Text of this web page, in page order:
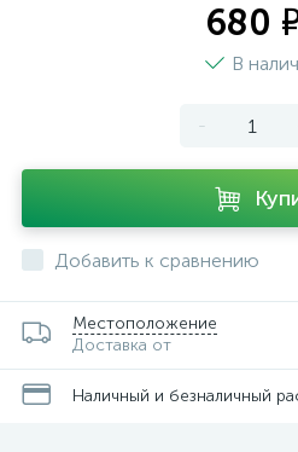
680
В
-
Добавить к сравнению
Местоположение
Доставка от
Наличный и безналичный